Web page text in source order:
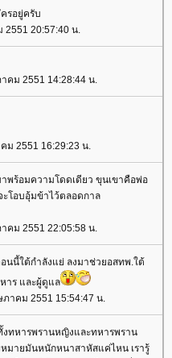
รอยู่ครับ
20:57:40 น.
คม 2551 14:28:44 น.
ม 2551 16:29:23 น.
พร้อมความโดดเดียว ขุนเขาคือพ่อ
โอบอุ้มข้าไว้ตลอดกาล
คม 2551 22:05:58 น.
นี้ใต้กำลังแย่ ลงมาช่วยอสทพ.ใต้
าร และผู้ดูแล
าคม 2551 15:54:47 น.
งทหารพรานหญิงและทหารพราน
มายมันหนักหนาสาหัสแค่ไหน เรารู้